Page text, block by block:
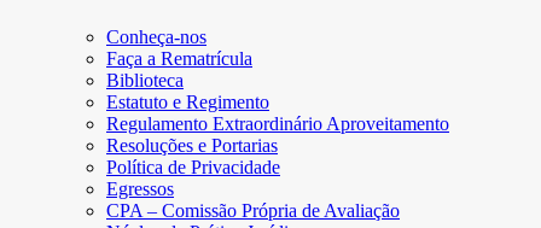
Conheça-nos
Faça a Rematrícula
Biblioteca
Estatuto e Regimento
Regulamento Extraordinário Aproveitamento
Resoluções e Portarias
Política de Privacidade
Egressos
CPA – Comissão Própria de Avaliação